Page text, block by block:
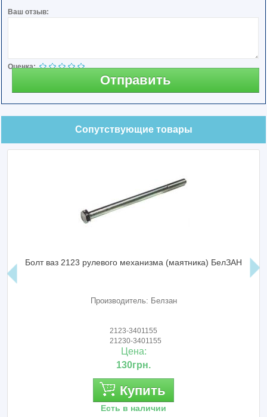
Ваш отзыв:
Оценка:
Отправить
Сопутствующие товары
Болт ваз 2123 рулевого механизма (маятника) БелЗАН
Производитель: Белзан
2123-3401155
21230-3401155
Цена:
130грн.
Купить
Есть в наличии